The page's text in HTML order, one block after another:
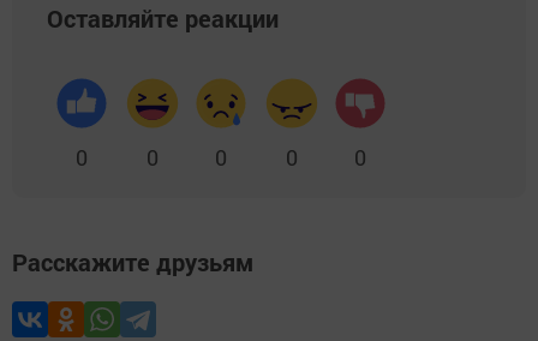
Оставляйте реакции
0 0 0 0 0
Расскажите друзьям